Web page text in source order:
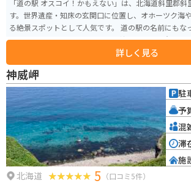
「道の駅 オスコイ！かもえない」は、北海道斜里郡
す。世界遺産・知床の玄関口に位置し、オホーツク海
る絶景スポットとして人気です。 道の駅の名前にもなっている「オスコ
イ！」はアイヌ語で「みんなで一緒に」という意味で
切にしたいという願いが込められています。館内には
ちろん、地元の特産品を販売するショップや、新鮮な
楽しめるレストランがあります。 バイクで訪れる場合、道の駅から知床峠へ
向かうルートは絶景ツーリングコースとして有名です
が激しい地域なので、防寒対策や雨対策は万全にして
ヒグマが出没する可能性もあるので、注意が必要です。 【おすすめポイ
ト】 * オホーツク海と知床連山の絶景 * 新鮮な魚介類
文化に触れることができる * 知床観光の拠点 【周辺情報】 * 知床五湖 * 知床
峠 * オシンコシンの滝 * 知床世界遺産センター
詳しく見る
神威岬
北海道 5 （口コミ5件）
駐
予
混
滞
施